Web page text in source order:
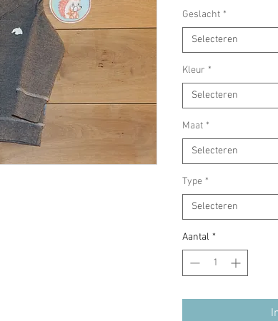
Geslacht *
Selecteren
Kleur *
Selecteren
Maat *
Selecteren
Type *
Selecteren
Aantal *